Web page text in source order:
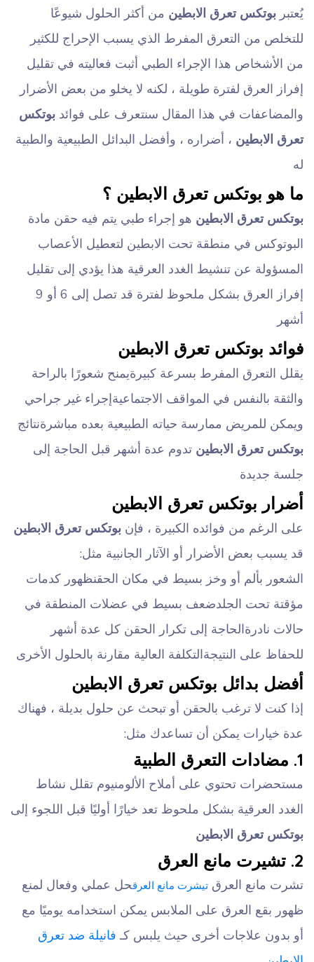
يُعتبر بوتكس تعرق الابطين من أكثر الحلول شيوعًا
للتخلص من التعرق المفرط الذي يسبب الإحراج للكثير
من الأشخاص هذا الإجراء الطبي أثبت فعاليته في تقليل
إفراز العرق لفترة طويلة ، لكنه لا يخلو من بعض الأضرار
والمضاعفات في هذا المقال سنتعرف على فوائد بوتكس
تعرق الابطين ، أضراره ، وأفضل البدائل الطبيعية والطبية
له
ما هو بوتكس تعرق الابطين ؟
بوتكس تعرق الابطين هو إجراء طبي يتم فيه حقن مادة
البوتوكس في منطقة تحت الابطين لتعطيل الأعصاب
المسؤولة عن تنشيط الغدد العرقية هذا يؤدي إلى تقليل
إفراز العرق بشكل ملحوظ لفترة قد تصل إلى 6 أو 9
أشهر
فوائد بوتكس تعرق الابطين
يقلل التعرق المفرط بسرعة كبيرةيمنح شعورًا بالراحة
والثقة بالنفس في المواقف الاجتماعيةإجراء غير جراحي
ويمكن للمريض ممارسة حياته الطبيعية بعده مباشرةنتائج
بوتكس تعرق الابطين تدوم عدة أشهر قبل الحاجة إلى
جلسة جديدة
أضرار بوتكس تعرق الابطين
على الرغم من فوائده الكبيرة ، فإن بوتكس تعرق الابطين
قد يسبب بعض الأضرار أو الآثار الجانبية مثل:
الشعور بألم أو وخز بسيط في مكان الحقنظهور كدمات
مؤقتة تحت الجلدضعف بسيط في عضلات المنطقة في
حالات نادرةالحاجة إلى تكرار الحقن كل عدة أشهر
للحفاظ على النتيجةالتكلفة العالية مقارنة بالحلول الأخرى
أفضل بدائل بوتكس تعرق الابطين
إذا كنت لا ترغب بالحقن أو تبحث عن حلول بديلة ، فهناك
عدة خيارات يمكن أن تساعدك مثل:
1. مضادات التعرق الطبية
مستحضرات تحتوي على أملاح الألومنيوم تقلل نشاط
الغدد العرقية بشكل ملحوظ تعد خيارًا أوليًا قبل اللجوء إلى
بوتكس تعرق الابطين
2. تشيرت مانع العرق
تشرت مانع العرق تيشرت مانع العرقحل عملي وفعال لمنع
ظهور بقع العرق على الملابس يمكن استخدامه يوميًا مع
أو بدون علاجات أخرى حيث يلبس كـ فانيلة ضد تعرق